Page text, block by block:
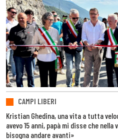
CAMPI LIBERI
Kristian Ghedina, una vita a tutta
avevo 15 anni, papà mi disse che
bisogna andare avanti»